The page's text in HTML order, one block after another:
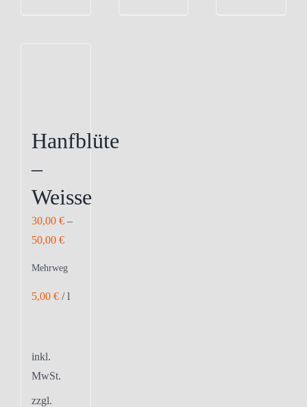
Hanfblüte
–
Weisse
30,00 € –
50,00 €
Mehrweg
5,00 € /l
inkl.
MwSt.
zzgl.